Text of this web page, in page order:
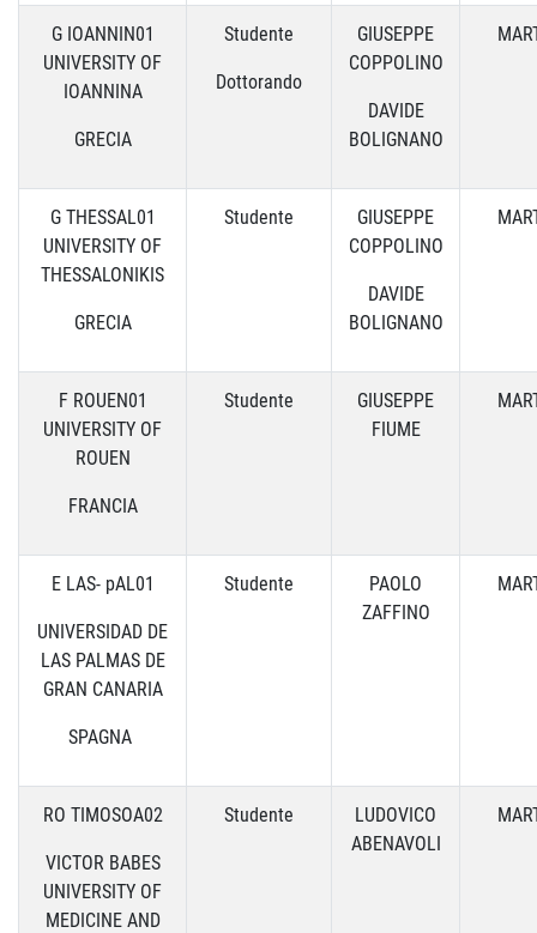
G IOANNIN01
UNIVERSITY OF
IOANNINA
GRECIA
Studente
Dottorando
GIUSEPPE
COPPOLINO
DAVIDE
BOLIGNANO
G THESSAL01
UNIVERSITY OF
THESSALONIKIS
GRECIA
Studente
GIUSEPPE
COPPOLINO
DAVIDE
BOLIGNANO
F ROUEN01
UNIVERSITY OF
ROUEN
FRANCIA
Studente
GIUSEPPE
FIUME
E LAS- pAL01
UNIVERSIDAD DE
LAS PALMAS DE
GRAN CANARIA
SPAGNA
Studente
PAOLO
ZAFFINO
RO TIMOSOA02
VICTOR BABES
UNIVERSITY OF
MEDICINE AND
Studente
LUDOVICO
ABENAVOLI